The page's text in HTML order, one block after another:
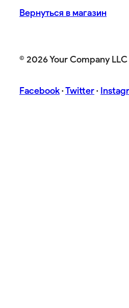
Вернуться в магазин
© 2026 Your Company LLC
Facebook·Twitter·